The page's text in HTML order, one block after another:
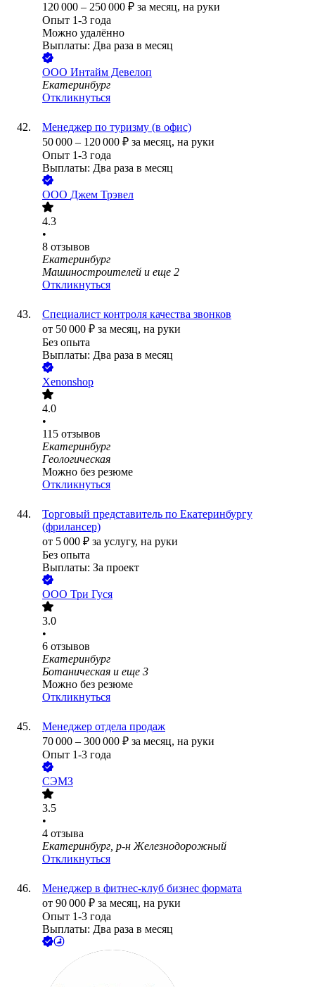
120 000 – 250 000 ₽ за месяц, на руки
Опыт 1-3 года
Можно удалённо
Выплаты: Два раза в месяц
ООО Интайм Девелоп
Екатеринбург
Откликнуться
Менеджер по туризму (в офис)
50 000 – 120 000 ₽ за месяц, на руки
Опыт 1-3 года
Выплаты: Два раза в месяц
ООО Джем Трэвел
4.3
•
8 отзывов
Екатеринбург
Машиностроителей и еще 2
Откликнуться
Специалист контроля качества звонков
от 50 000 ₽ за месяц, на руки
Без опыта
Выплаты: Два раза в месяц
Xenonshop
4.0
•
115 отзывов
Екатеринбург
Геологическая
Можно без резюме
Откликнуться
Торговый представитель по Екатеринбургу
(фрилансер)
от 5 000 ₽ за услугу, на руки
Без опыта
Выплаты: За проект
ООО Три Гуся
3.0
•
6 отзывов
Екатеринбург
Ботаническая и еще 3
Можно без резюме
Откликнуться
Менеджер отдела продаж
70 000 – 300 000 ₽ за месяц, на руки
Опыт 1-3 года
СЭМЗ
3.5
•
4 отзыва
Екатеринбург, р-н Железнодорожный
Откликнуться
Менеджер в фитнес-клуб бизнес формата
от 90 000 ₽ за месяц, на руки
Опыт 1-3 года
Выплаты: Два раза в месяц